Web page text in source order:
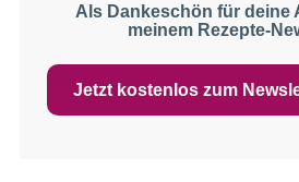
Als Dankeschön für deine
meinem Rezepte-
Jetzt kostenlos zum